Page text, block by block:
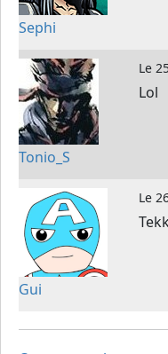
Sephi
Tonio_S
Le
Lol
Gui
Le